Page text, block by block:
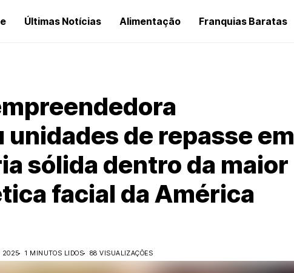
Últimas Notícias Alimentação Franquias Baratas
de repasse em
sólida dentro da maior
facial da América
2025 1 MINUTOS LIDOS 88 VISUALIZAÇÕES